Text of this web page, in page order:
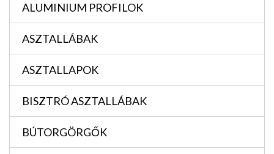
ALUMINIUM PROFILOK
ASZTALLÁBAK
ASZTALLAPOK
BISZTRÓ ASZTALLÁBAK
BÚTORGÖRGŐK